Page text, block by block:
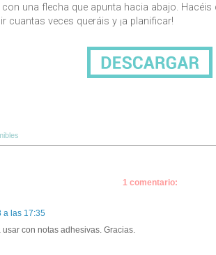
una flecha que apunta hacia abajo.
cuantas veces queráis y ¡a planificar!
1 comentario:
a las 17:35
con notas adhesivas. Gracias.